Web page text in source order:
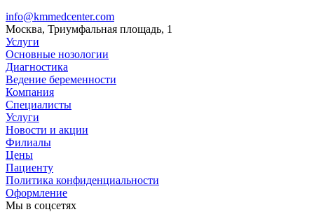
info@kmmedcenter.com
Москва, Триумфальная площадь, 1
Услуги
Основные нозологии
Диагностика
Ведение беременности
Компания
Специалисты
Услуги
Новости и акции
Филиалы
Цены
Пациенту
Политика конфиденциальности
Оформление
Мы в соцсетях